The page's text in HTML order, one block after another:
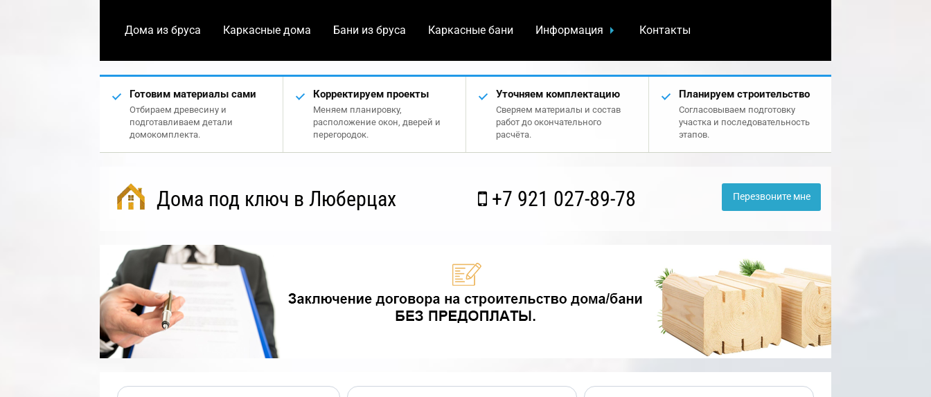
Дома из бруса Каркасные дома Бани из бруса Каркасные бани Информация Контакты
Готовим материалы сами
Отбираем древесину и
подготавливаем детали
домокомплекта.
Корректируем проекты
Меняем планировку,
расположение окон, дверей и
перегородок.
Уточняем комплектацию
Сверяем материалы и состав
работ до окончательного
расчёта.
Планируем строительство
Согласовываем подготовку
участка и последовательность
этапов.
Дома под ключ в Люберцах +7 921 027-89-78 Перезвоните мне